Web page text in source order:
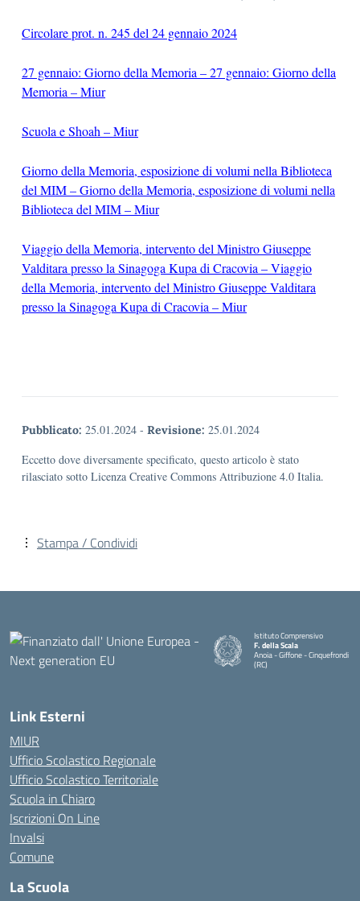
Circolare prot. n. 245 del 24 gennaio 2024
27 gennaio: Giorno della Memoria – 27 gennaio: Giorno della
Memoria – Miur
Scuola e Shoah – Miur
Giorno della Memoria, esposizione di volumi nella Biblioteca
del MIM – Giorno della Memoria, esposizione di volumi nella
Biblioteca del MIM – Miur
Viaggio della Memoria, intervento del Ministro Giuseppe
Valditara presso la Sinagoga Kupa di Cracovia – Viaggio
della Memoria, intervento del Ministro Giuseppe Valditara
presso la Sinagoga Kupa di Cracovia – Miur
Pubblicato: 25.01.2024 - Revisione: 25.01.2024
Eccetto dove diversamente specificato, questo articolo è stato
rilasciato sotto Licenza Creative Commons Attribuzione 4.0 Italia.
Stampa / Condividi
Istituto Comprensivo
F. della Scala
Anoia - Giffone - Cinquefrondi
(RC)
Link Esterni
MIUR
Ufficio Scolastico Regionale
Ufficio Scolastico Territoriale
Scuola in Chiaro
Iscrizioni On Line
Invalsi
Comune
La Scuola